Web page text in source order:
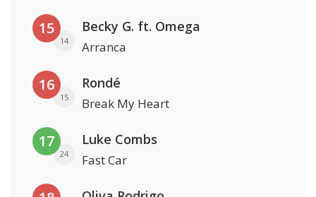
15
14
Becky G. ft. Omega
Arranca
16
15
Rondé
Break My Heart
17
24
Luke Combs
Fast Car